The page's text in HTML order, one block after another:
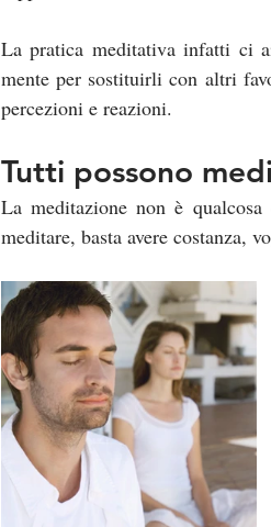
La pratica meditativa infatti ci
mente per sostituirli con altri
percezioni e reazioni.
Tutti possono
La meditazione non è qualcosa
meditare, basta avere costanza,